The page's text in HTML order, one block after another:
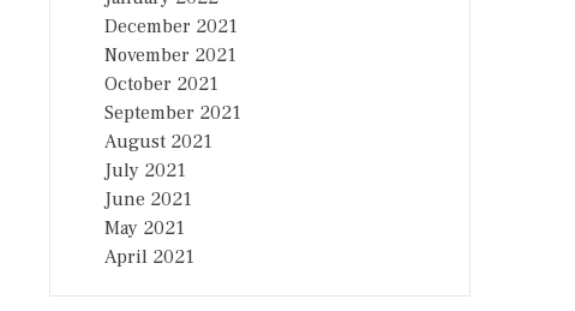
December 2021
November 2021
October 2021
September 2021
August 2021
July 2021
June 2021
May 2021
April 2021